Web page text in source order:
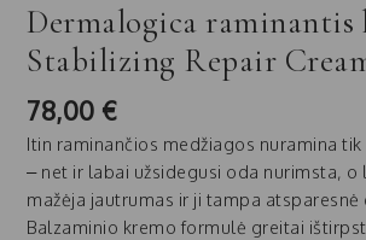
Dermalogica raminantis
Stabilizing Repair
78,00 €
Itin raminančios medžiagos nuramina
– net ir labai užsidegusi oda nurimsta, o
mažėja jautrumas ir ji tampa atsparesnė
Balzaminio kremo formulė greitai